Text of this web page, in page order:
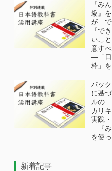
『み
級』
が「で
「で
いこ
意すべ
―「日
枠」
バッ
に基
ルの
カリ
実践
―『み
を使
新着記事